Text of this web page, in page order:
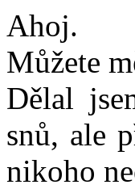
Ahoj.
Můžete
Dělal
snů, ale
nikoho